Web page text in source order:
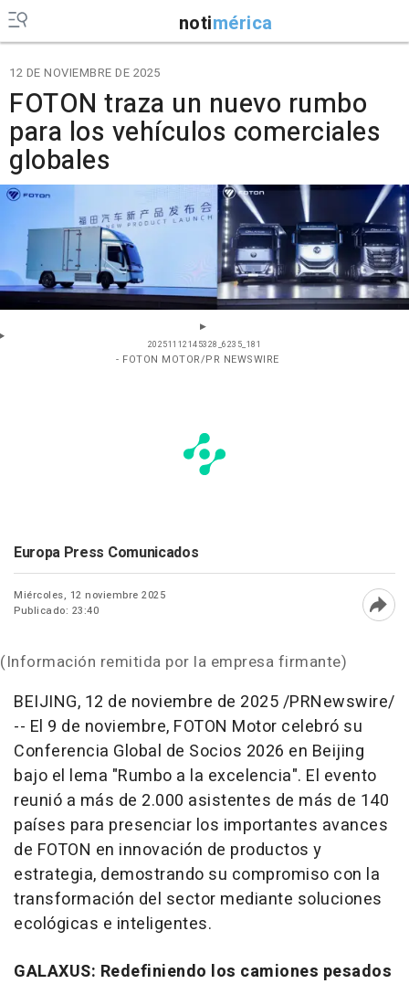
notimérica
12 DE NOVIEMBRE DE 2025
FOTON traza un nuevo rumbo
para los vehículos comerciales
globales
20251112145328_6235_181
- FOTON MOTOR/PR NEWSWIRE
Europa Press Comunicados
Miércoles, 12 noviembre 2025
Publicado: 23:40
(Información remitida por la empresa firmante)
BEIJING, 12 de noviembre de 2025/PRNewswire/
-- El 9 de noviembre, FOTON Motor celebró su
Conferencia Global de Socios 2026 en Beijing
bajo el lema "Rumbo a la excelencia". El evento
reunió a más de 2.000 asistentes de más de 140
países para presenciar los importantes avances
de FOTON en innovación de productos y
estrategia, demostrando su compromiso con la
transformación del sector mediante soluciones
ecológicas e inteligentes.
GALAXUS: Redefiniendo los camiones pesados